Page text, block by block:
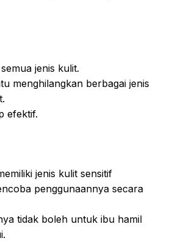
jenis kulit.
menghilangkan berbagai jenis
efektif.
jenis kulit sensitif
penggunaannya secara
tidak boleh untuk ibu hamil